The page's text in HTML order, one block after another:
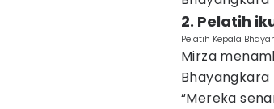
2. Pelatih
Pelatih Kepala
Mirza
Bhayangkara
“Mereka